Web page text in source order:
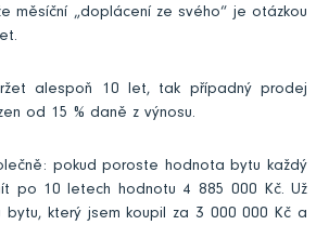
měsíční „doplácení ze svého“ je otázkou
alespoň 10 let, tak případný prodej
od 15 % daně z výnosu.
pokud poroste hodnota bytu každý
po 10 letech hodnotu 4 885 000 Kč. Už
bytu, který jsem koupil za 3 000 000 Kč a